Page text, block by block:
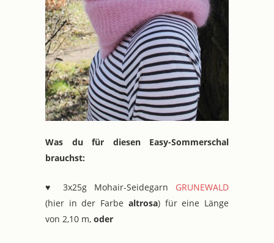
Was du für diesen Easy-Sommerschal
brauchst:
♥ 3x25g Mohair-Seidegarn GRUNEWALD
(hier in der Farbe altrosa) für eine Länge
von 2,10 m, oder